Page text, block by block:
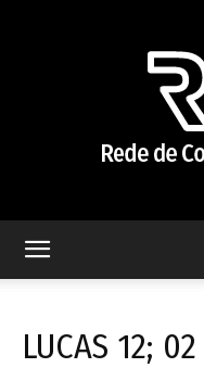
LUCAS 12; 02